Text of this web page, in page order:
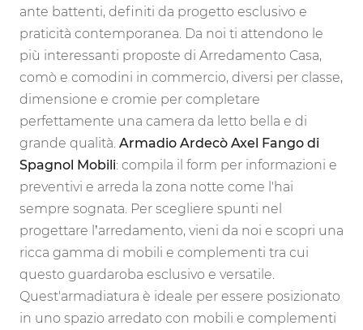
ante battenti, definiti da progetto esclusivo e
praticità contemporanea. Da noi ti attendono le
più interessanti proposte di Arredamento Casa,
comò e comodini in commercio, diversi per classe,
dimensione e cromie per completare
perfettamente una camera da letto bella e di
grande qualità. Armadio Ardecò Axel Fango di
Spagnol Mobili: compila il form per informazioni e
preventivi e arreda la zona notte come l'hai
sempre sognata. Per scegliere spunti nel
progettare l’arredamento, vieni da noi e scopri una
ricca gamma di mobili e complementi tra cui
questo guardaroba esclusivo e versatile.
Quest'armadiatura è ideale per essere posizionato
in uno spazio arredato con mobili e complementi